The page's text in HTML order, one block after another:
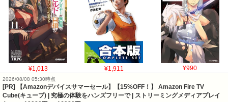
¥1,013 ¥1,911 ¥990
2026/08/08 05:30時点
[PR] 【Amazonデバイスサマーセール】【15%OFF！】 Amazon Fire TV
Cube(キューブ) | 究極の体験をハンズフリーで | ストリーミングメディアプレイ